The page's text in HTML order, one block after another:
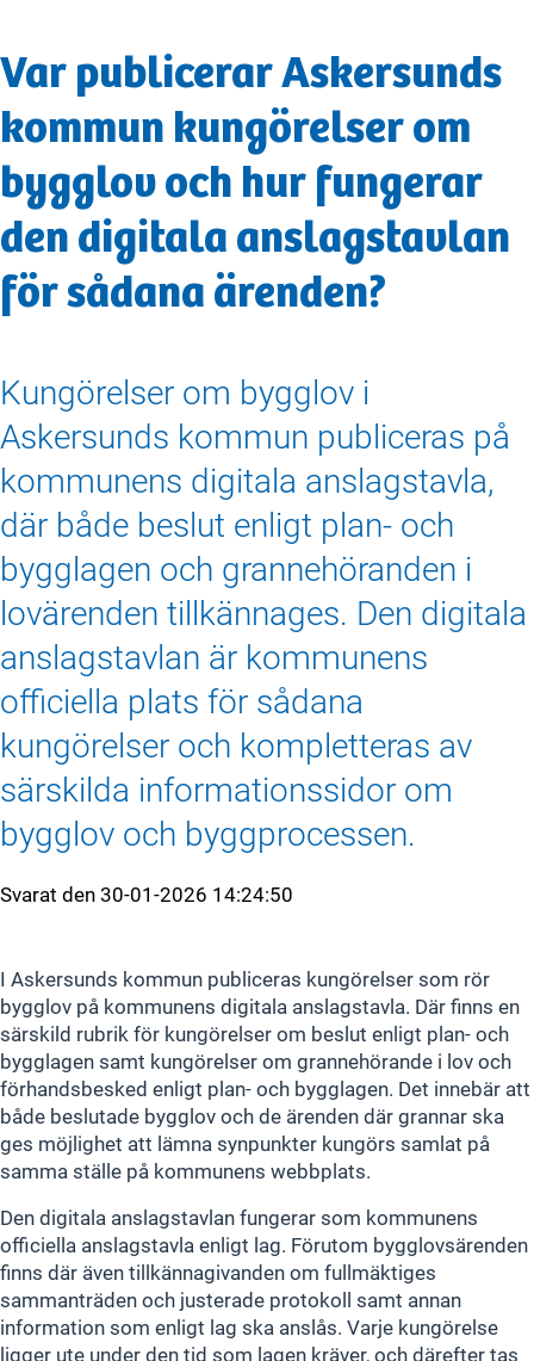
Var publicerar Askersunds
kommun kungörelser om
bygglov och hur fungerar
den digitala anslagstavlan
för sådana ärenden?
Kungörelser om bygglov i
Askersunds kommun publiceras på
kommunens digitala anslagstavla,
där både beslut enligt plan- och
bygglagen och grannehöranden i
lovärenden tillkännages. Den digitala
anslagstavlan är kommunens
officiella plats för sådana
kungörelser och kompletteras av
särskilda informationssidor om
bygglov och byggprocessen.
Svarat den30-01-2026 14:24:50
I Askersunds kommun publiceras kungörelser som rör
bygglov på kommunens digitala anslagstavla. Där finns en
särskild rubrik för kungörelser om beslut enligt plan- och
bygglagen samt kungörelser om grannehörande i lov och
förhandsbesked enligt plan- och bygglagen. Det innebär att
både beslutade bygglov och de ärenden där grannar ska
ges möjlighet att lämna synpunkter kungörs samlat på
samma ställe på kommunens webbplats.
Den digitala anslagstavlan fungerar som kommunens
officiella anslagstavla enligt lag. Förutom bygglovsärenden
finns där även tillkännagivanden om fullmäktiges
sammanträden och justerade protokoll samt annan
information som enligt lag ska anslås. Varje kungörelse
ligger ute under den tid som lagen kräver, och därefter tas